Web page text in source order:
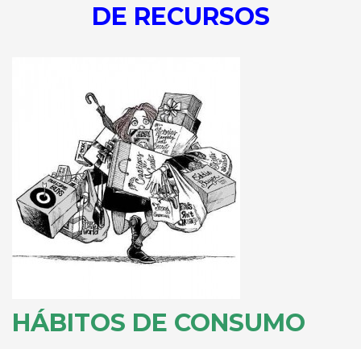
DE RECURSOS
HÁBITOS DE CONSUMO